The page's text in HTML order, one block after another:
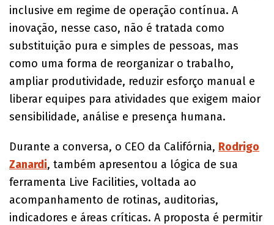
inclusive em regime de operação contínua. A
inovação, nesse caso, não é tratada como
substituição pura e simples de pessoas, mas
como uma forma de reorganizar o trabalho,
ampliar produtividade, reduzir esforço manual e
liberar equipes para atividades que exigem maior
sensibilidade, análise e presença humana.
Durante a conversa, o CEO da Califórnia, Rodrigo
Zanardi, também apresentou a lógica de sua
ferramenta Live Facilities, voltada ao
acompanhamento de rotinas, auditorias,
indicadores e áreas críticas. A proposta é permitir